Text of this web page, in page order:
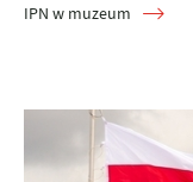
IPN w muzeum